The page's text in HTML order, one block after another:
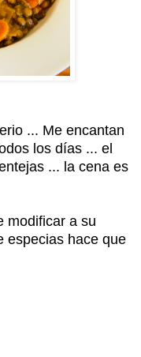
... Me encantan
los días ... el
... la cena es
modificar a su
especias hace que